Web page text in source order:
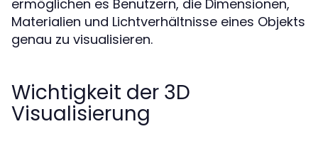
ermöglichen es Benutzern, die Dimensionen,
Materialien und Lichtverhältnisse eines Objekts
genau zu visualisieren.
Wichtigkeit der 3D
Visualisierung